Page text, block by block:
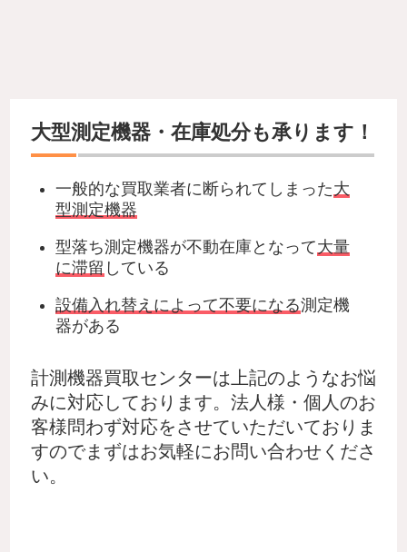
大型測定機器・在庫処分も承ります！
一般的な買取業者に断られてしまった大
型測定機器
型落ち測定機器が不動在庫となって大量
に滞留 している
設備入れ替えによって不要になる測定機
器がある
計測機器買取センターは上記のようなお悩
みに対応しております。法人様・個人のお
客様問わず対応をさせていただいておりま
すのでまずはお気軽にお問い合わせくださ
い。